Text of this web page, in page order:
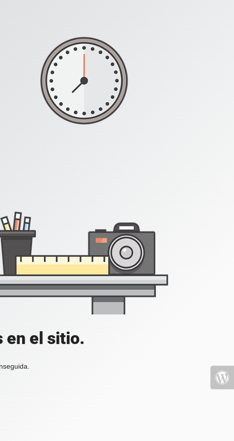
en el sitio.